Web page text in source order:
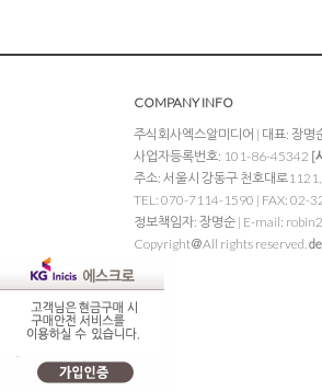
COMPANY INFO
주식회사엑스알미디어 | 대표: 장명
사업자등록번호: 101-86-45342 [
주소: 서울시 강동구 천호대로
TEL: 070-7114-1590 | FAX: 02-
정보책임자: 장명순 | E-mail:
Copyright＠All rights reserved.